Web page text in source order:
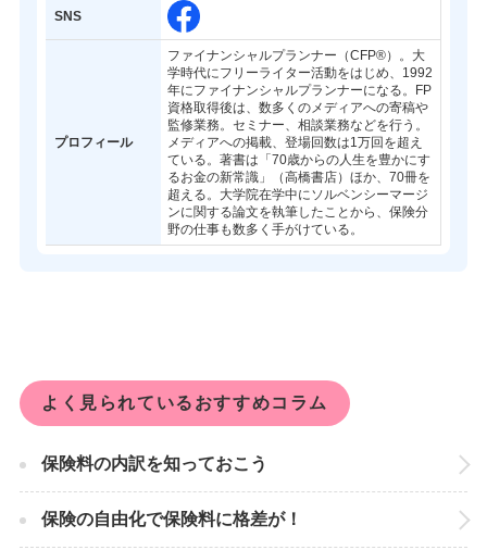
SNS
プロフィール
ファイナンシャルプランナー（CFP®）。大
学時代にフリーライター活動をはじめ、1992
年にファイナンシャルプランナーになる。FP
資格取得後は、数多くのメディアへの寄稿や
監修業務。セミナー、相談業務などを行う。
メディアへの掲載、登場回数は1万回を超え
ている。著書は「70歳からの人生を豊かにす
るお金の新常識」（高橋書店）ほか、70冊を
超える。大学院在学中にソルベンシーマージ
ンに関する論文を執筆したことから、保険分
野の仕事も数多く手がけている。
よく見られているおすすめコラム
保険料の内訳を知っておこう
保険の自由化で保険料に格差が！